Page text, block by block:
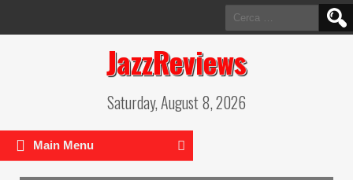
Ricerca
per:
JazzReviews
Saturday, August 8, 2026
Main Menu